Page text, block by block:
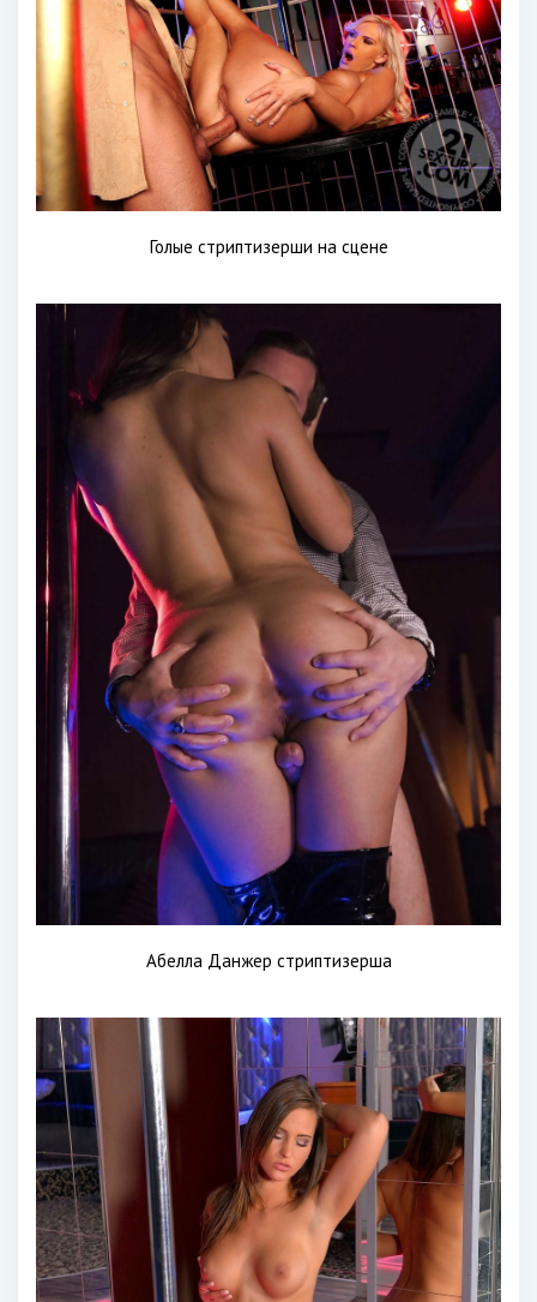
Голые стриптизерши на сцене
Абелла Данжер стриптизерша